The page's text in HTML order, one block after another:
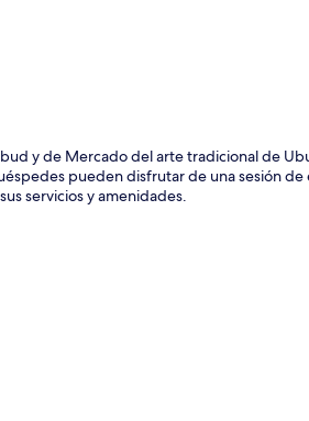
y de Mercado del arte tradicional de
pueden disfrutar de una sesión de
servicios y amenidades.